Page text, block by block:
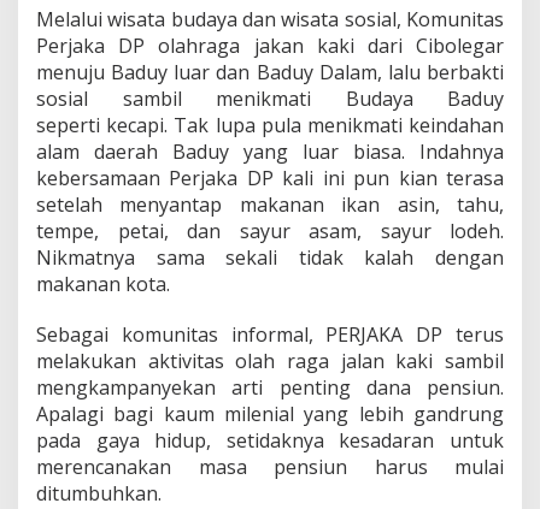
n
t
n
Melalui wisata budaya dan wisata sosial, Komunitas
Perjaka DP olahraga jakan kaki dari Cibolegar
menuju Baduy luar dan Baduy Dalam, lalu berbakti
sosial sambil menikmati Budaya Baduy
seperti kecapi. Tak lupa pula menikmati keindahan
alam daerah Baduy yang luar biasa. Indahnya
kebersamaan Perjaka DP kali ini pun kian terasa
setelah menyantap makanan ikan asin, tahu,
tempe, petai, dan sayur asam, sayur lodeh.
Nikmatnya sama sekali tidak kalah dengan
makanan kota.
Sebagai komunitas informal, PERJAKA DP terus
melakukan aktivitas olah raga jalan kaki sambil
mengkampanyekan arti penting dana pensiun.
Apalagi bagi kaum milenial yang lebih gandrung
pada gaya hidup, setidaknya kesadaran untuk
merencanakan masa pensiun harus mulai
ditumbuhkan.